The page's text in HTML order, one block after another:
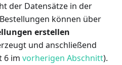
der Datensätze in der
können über
erstellen
und anschließend
6 im vorherigen Abschnitt).